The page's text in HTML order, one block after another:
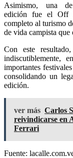
Asimismo, una de
edición fue el Off
completo al turismo
de vida campista que
Con este
indiscutiblemente,
importantes
consolidando un
edición.
ver más Carlos
reivindicarse en
Ferrari
Fuente: